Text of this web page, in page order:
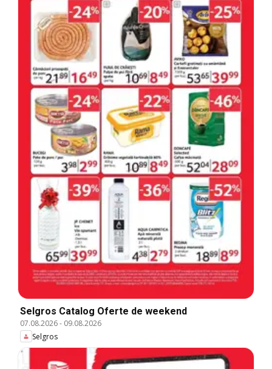
Selgros Catalog Oferte de weekend
07.08.2026- 09.08.2026
Selgros